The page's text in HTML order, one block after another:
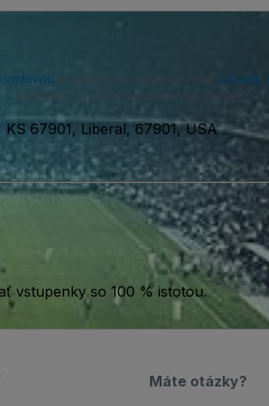
zmluvou zásady
KS 67901, Liberal, 67901, USA
vstupenky so 100 % istotou.
Máte otázky?